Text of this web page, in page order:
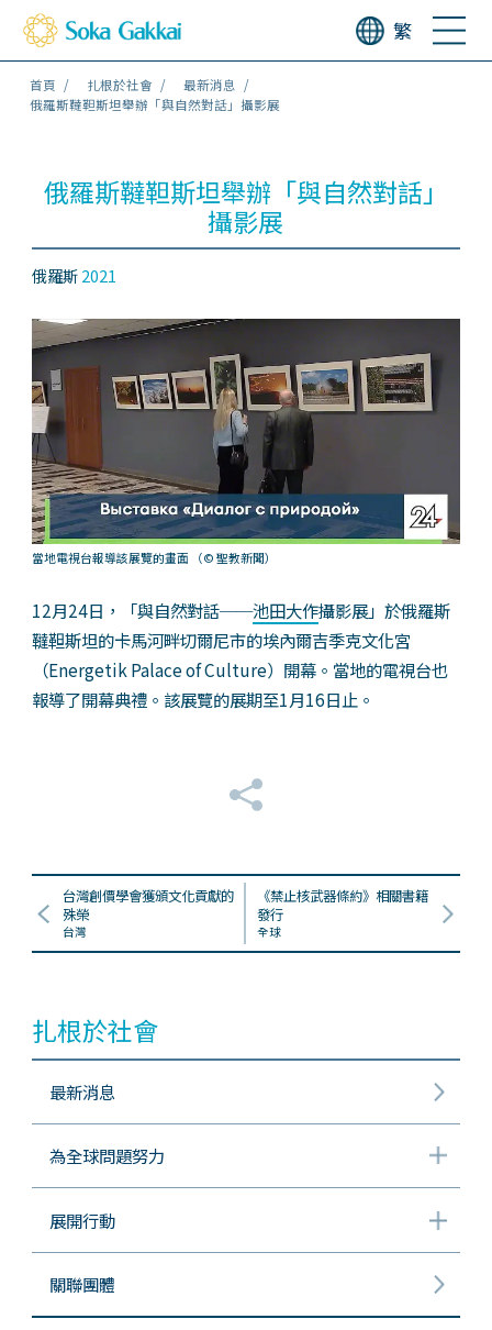
繁
首頁 扎根於社會
最新消息
俄羅斯韃靼斯坦舉辦「與自然對話」攝影展
俄羅斯韃靼斯坦舉辦「與自然對話」
攝影展
俄羅斯2021
當地電視台報導該展覽的畫面 （© 聖教新聞）
12月24日，「與自然對話──池田大作攝影展」於俄羅斯
韃靼斯坦的卡馬河畔切爾尼市的埃內爾吉季克文化宮
（Energetik Palace of Culture）開幕。當地的電視台也
報導了開幕典禮。該展覽的展期至1月16日止。
台灣創價學會獲頒文化貢獻的
殊榮
台灣
《禁止核武器條約》相關書籍
發行
全球
扎根於社會
最新消息
為全球問題努力
展開行動
關聯團體